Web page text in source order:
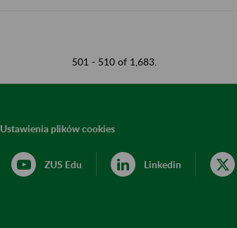
501 - 510 of 1,683.
Ustawienia plików cookies
ZUS Edu Linkedin